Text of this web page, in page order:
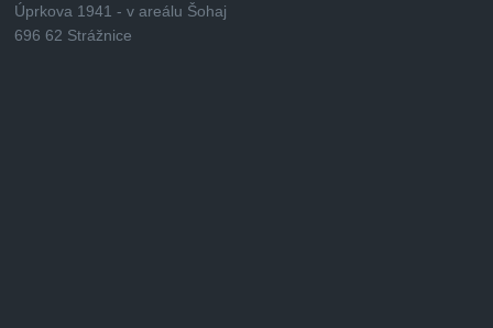
Úprkova 1941 - v areálu Šohaj
696 62 Strážnice